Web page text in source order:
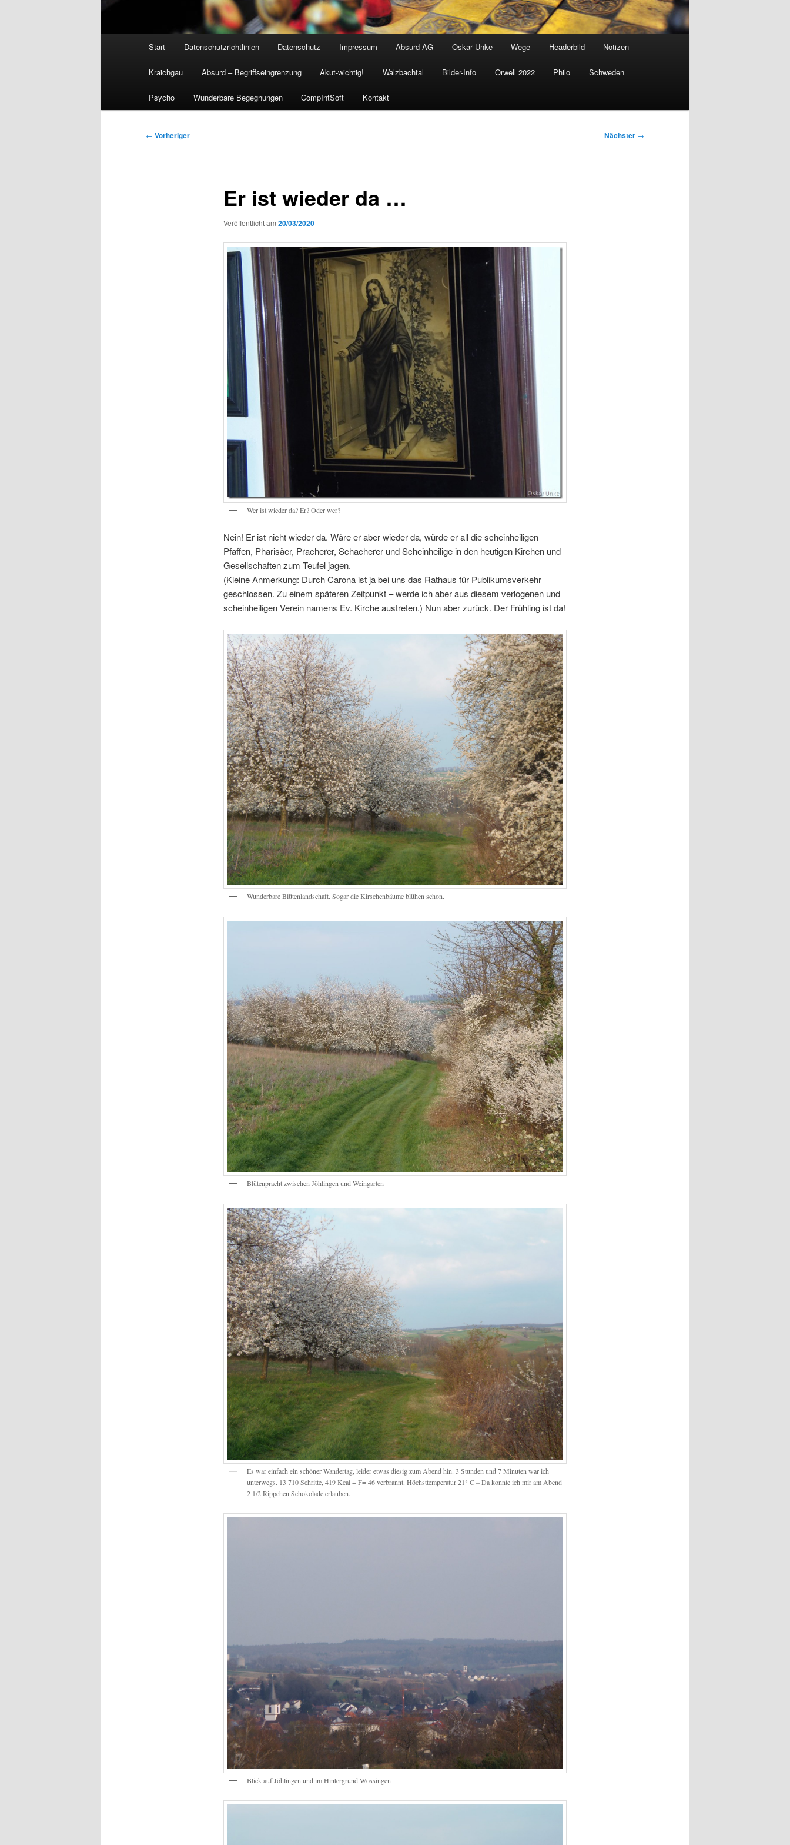
Start Datenschutzrichtlinien Datenschutz Impressum Absurd-AG Oskar Unke Wege Headerbild Notizen
Kraichgau Absurd – Begriffseingrenzung Akut-wichtig! Walzbachtal Bilder-Info Orwell 2022 Philo Schweden
Psycho Wunderbare Begegnungen CompIntSoft Kontakt
Beitragsnavigation
← Vorheriger Nächster →
Er ist wieder da …
Veröffentlicht am 20/03/2020
Wer ist wieder da? Er? Oder wer?
Nein! Er ist nicht wieder da. Wäre er aber wieder da, würde er all die scheinheiligen
Pfaffen, Pharisäer, Pracherer, Schacherer und Scheinheilige in den heutigen Kirchen und
Gesellschaften zum Teufel jagen.
(Kleine Anmerkung: Durch Carona ist ja bei uns das Rathaus für Publikumsverkehr
geschlossen. Zu einem späteren Zeitpunkt – werde ich aber aus diesem verlogenen und
scheinheiligen Verein namens Ev. Kirche austreten.) Nun aber zurück. Der Frühling ist da!
Wunderbare Blütenlandschaft. Sogar die Kirschenbäume blühen schon.
Blütenpracht zwischen Jöhlingen und Weingarten
Es war einfach ein schöner Wandertag, leider etwas diesig zum Abend hin. 3 Stunden und 7 Minuten war ich
unterwegs. 13 710 Schritte, 419 Kcal + F= 46 verbrannt. Höchsttemperatur 21° C – Da konnte ich mir am Abend
2 1/2 Rippchen Schokolade erlauben.
Blick auf Jöhlingen und im Hintergrund Wössingen